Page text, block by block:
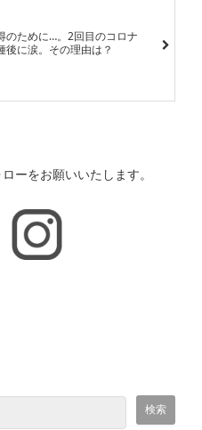
のために…。2回目のコロナ
後に涙。その理由は？
ーをお願いいたします。